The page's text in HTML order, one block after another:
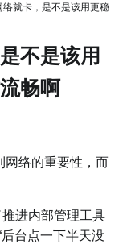
络就卡，是不是该用更稳
不是该用
畅啊
网络的重要性，而
进内部管理工具
台点一下半天没